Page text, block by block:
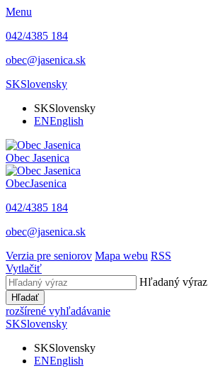
Menu
042/4385 184
obec@jasenica.sk
SKSlovensky
SKSlovensky
ENEnglish
Obec Jasenica
ObecJasenica
042/4385 184
obec@jasenica.sk
Verzia pre seniorov Mapa webu RSS
Vytlačiť
Hľadaný výraz
Hľadať
rozšírené vyhľadávanie
SKSlovensky
SKSlovensky
ENEnglish